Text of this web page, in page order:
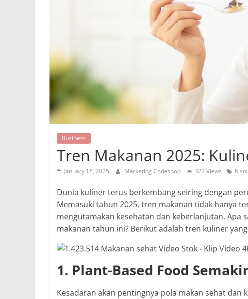
Business
Tren Makanan 2025:
January 16, 2025 Marketing Codeshop 322 Views
Dunia kuliner terus berkembang seiring dengan
Memasuki tahun 2025, tren makanan tidak hanya
mengutamakan kesehatan dan keberlanjutan. Apa
makanan tahun ini? Berikut adalah tren kuliner
1. Plant-Based Food
Kesadaran akan pentingnya pola makan sehat